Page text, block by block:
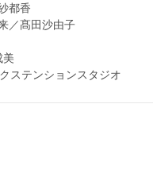
都香
／髙田沙由子
美
ステンションスタジオ